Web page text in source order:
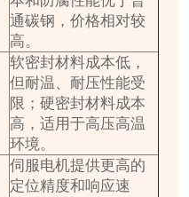
通碳钢，价格相对较
高。
软密封材料成本低，
但耐温、耐压性能受
限；硬密封材料成本
高，适用于高压高温
环境。
伺服电机提供更高的
定位精度和响应速